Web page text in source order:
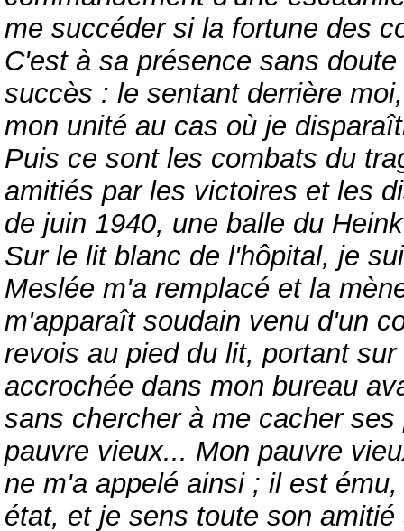
me succéder si la fortune des
C'est à sa présence sans
succès : le sentant derrière
mon unité au cas où je
Puis ce sont les combats du
amitiés par les victoires et les
de juin 1940, une balle du
Sur le lit blanc de l'hôpital, je
Meslée m'a remplacé et la
m'apparaît soudain venu d'un
revois au pied du lit, portant
accrochée dans mon bureau
sans chercher à me cacher
pauvre vieux... Mon pauvre
ne m'a appelé ainsi ; il est
état, et je sens toute son